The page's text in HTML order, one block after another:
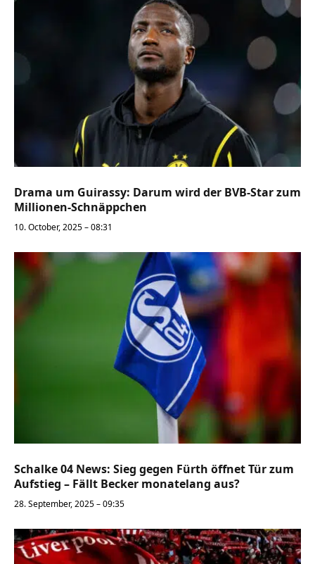
Drama um Guirassy: Darum wird der BVB-Star zum
Millionen-Schnäppchen
10. October, 2025 – 08:31
Schalke 04 News: Sieg gegen Fürth öffnet Tür zum
Aufstieg – Fällt Becker monatelang aus?
28. September, 2025 – 09:35